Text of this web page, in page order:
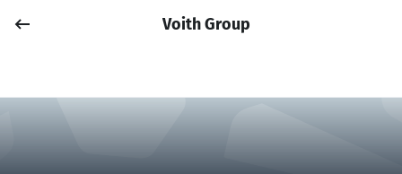
Anmelden
Voith Group